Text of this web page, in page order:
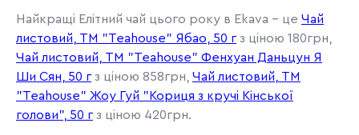
Найкращі Елітний чай цього року в Ekava - це Чай
листовий, ТМ "Teahouse" Ябао, 50 г з ціною 180грн,
Чай листовий, ТМ "Teahouse" Фенхуан Даньцун Я
Ши Сян, 50 г з ціною 858грн, Чай листовий, ТМ
"Teahouse" Жоу Гуй "Кориця з кручі Кінської
голови", 50 г з ціною 420грн.